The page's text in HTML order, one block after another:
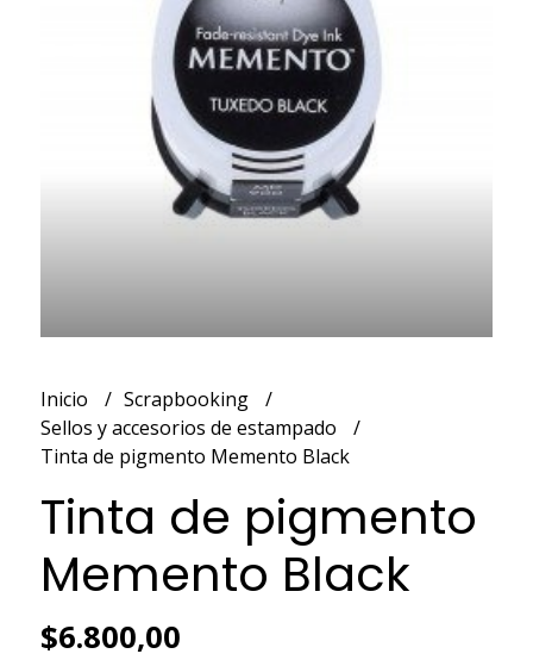
Inicio
Scrapbooking
Sellos y accesorios de estampado
Tinta de pigmento Memento Black
Tinta de pigmento
Memento Black
$6.800,00